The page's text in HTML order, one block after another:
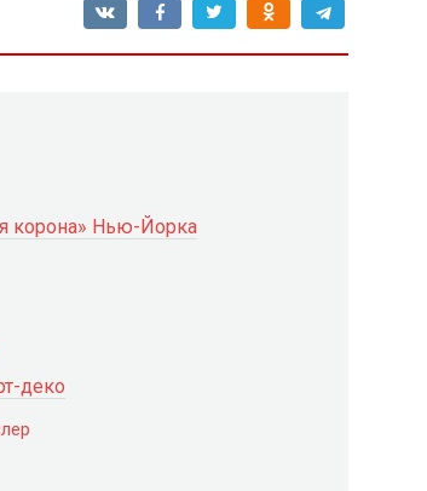
корона» Нью-Йорка
деко